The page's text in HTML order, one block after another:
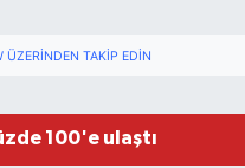
ÜZERINDEN TAKIP EDIN
100'e ulaştı